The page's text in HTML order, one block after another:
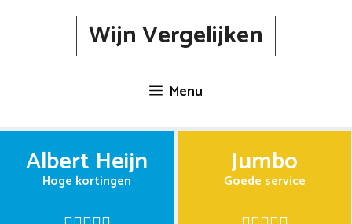
Wijn Vergelijken
Menu
Albert Heijn
Hoge kortingen
Jumbo
Goede service